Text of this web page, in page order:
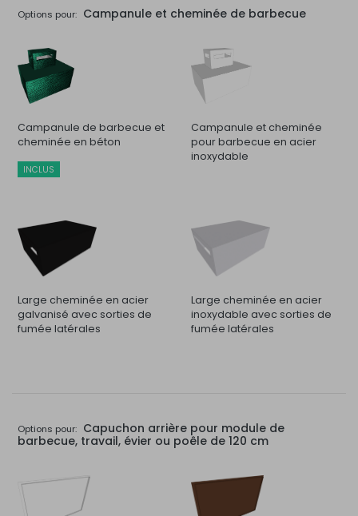
Options pour: Campanule et cheminée de barbecue
Campanule de barbecue et
cheminée en béton
INCLUS
Campanule et cheminée
pour barbecue en acier
inoxydable
Large cheminée en acier
galvanisé avec sorties de
fumée latérales
Large cheminée en acier
inoxydable avec sorties de
fumée latérales
Options pour: Capuchon arrière pour module de
barbecue, travail, évier ou poêle de 120 cm